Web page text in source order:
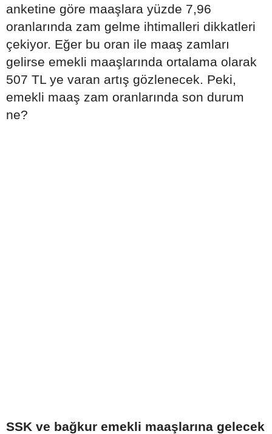
anketine göre maaşlara yüzde 7,96
oranlarında zam gelme ihtimalleri dikkatleri
çekiyor. Eğer bu oran ile maaş zamları
gelirse emekli maaşlarında ortalama olarak
507 TL ye varan artış gözlenecek. Peki,
emekli maaş zam oranlarında son durum
ne?
SSK ve bağkur emekli maaşlarına gelecek